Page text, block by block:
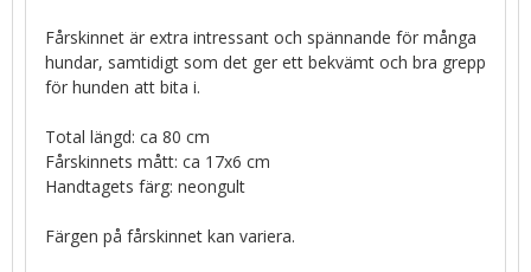
Fårskinnet är extra intressant och spännande för många
hundar, samtidigt som det ger ett bekvämt och bra grepp
för hunden att bita i.
Total längd: ca 80 cm
Fårskinnets mått: ca 17x6 cm
Handtagets färg: neongult
Färgen på fårskinnet kan variera.